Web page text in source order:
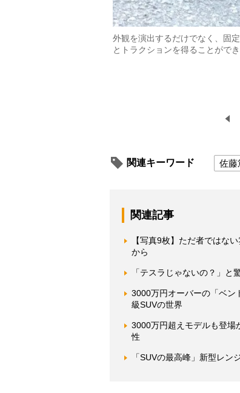
外観を演出するだけでなく、固
とトラクションを得ることがで
関連キーワード 佐藤
関連記事
【写真9枚】ただ者ではな
から
「テスラじゃないの？」
3000万円オーバーの「ベ
級SUVの世界
3000万円超えモデルも登
性
「SUVの最高峰」新型レン